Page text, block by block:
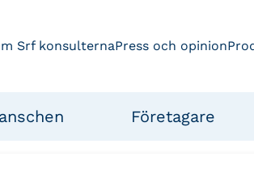
Srf konsulternaPress och opinion
Företagare